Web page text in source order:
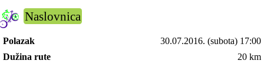
Naslovnica
Polazak 30.07.2016. (subota) 17:00
Dužina rute
20 km